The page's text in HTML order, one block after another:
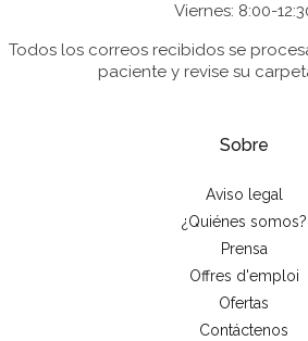
Viernes: 8:00-
Todos los correos recibidos se
paciente y revise su
Sobre
Aviso legal
¿Quiénes somos?
Prensa
Offres d'emploi
Ofertas
Contáctenos